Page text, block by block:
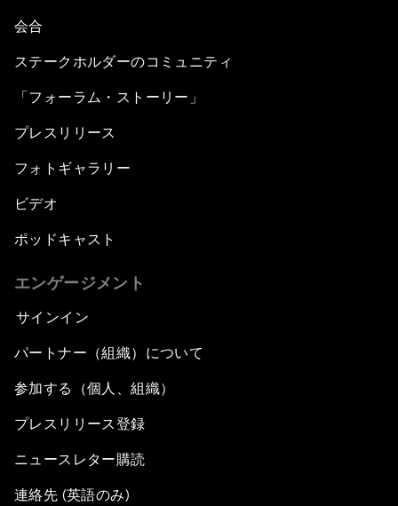
会合
ステークホルダーのコミュニティ
「フォーラム・ストーリー」
プレスリリース
フォトギャラリー
ビデオ
ポッドキャスト
エンゲージメント
サインイン
パートナー（組織）について
参加する（個人、組織）
プレスリリース登録
ニュースレター購読
連絡先 (英語のみ)